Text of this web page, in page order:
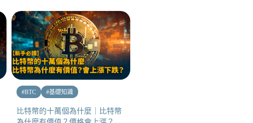
#BTC #基礎知識
比特幣的十萬個為什麼｜比特幣